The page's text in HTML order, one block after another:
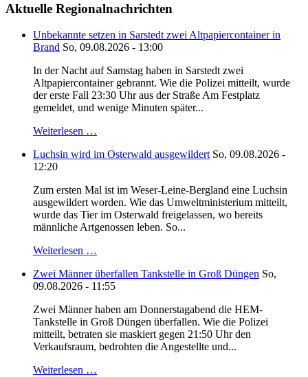
Aktuelle Regionalnachrichten
Unbekannte setzen in Sarstedt zwei Altpapiercontainer in
Brand So, 09.08.2026 - 13:00
In der Nacht auf Samstag haben in Sarstedt zwei
Altpapiercontainer gebrannt. Wie die Polizei mitteilt, wurde
der erste Fall 23:30 Uhr aus der Straße Am Festplatz
gemeldet, und wenige Minuten später...
Weiterlesen …
Luchsin wird im Osterwald ausgewildert So, 09.08.2026 -
12:20
Zum ersten Mal ist im Weser-Leine-Bergland eine Luchsin
ausgewildert worden. Wie das Umweltministerium mitteilt,
wurde das Tier im Osterwald freigelassen, wo bereits
männliche Artgenossen leben. So...
Weiterlesen …
Zwei Männer überfallen Tankstelle in Groß Düngen So,
09.08.2026 - 11:55
Zwei Männer haben am Donnerstagabend die HEM-
Tankstelle in Groß Düngen überfallen. Wie die Polizei
mitteilt, betraten sie maskiert gegen 21:50 Uhr den
Verkaufsraum, bedrohten die Angestellte und...
Weiterlesen …